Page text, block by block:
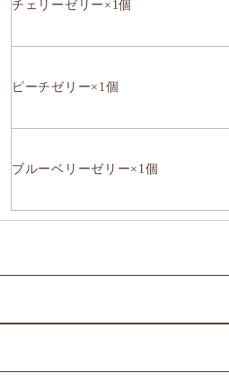
チェリーゼリー×1個
ピーチゼリー×1個
ブルーベリーゼリー×1個